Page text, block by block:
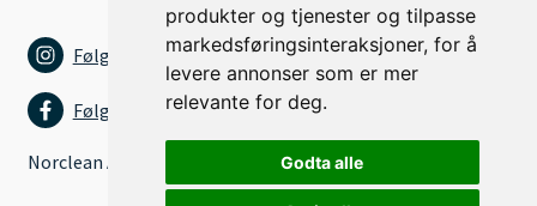
produkter og tjenester og tilpasse
markedsføringsinteraksjoner, for å
levere annonser som er mer
relevante for deg.
Godta alle
Følg oss på Instagram
Følg oss på Facebook
Norclean AS